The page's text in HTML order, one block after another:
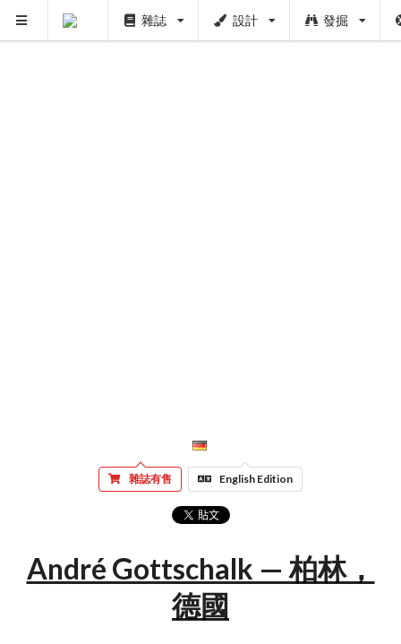
雜誌 設計 發掘
雜誌有售 English Edition
André Gottschalk — 柏林，
德國